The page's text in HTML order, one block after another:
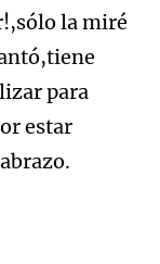
la miré
para
estar